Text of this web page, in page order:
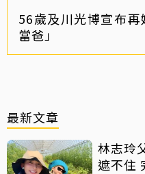
56歲及川光博宣布
當爸」
最新文章
林志玲
遮不住